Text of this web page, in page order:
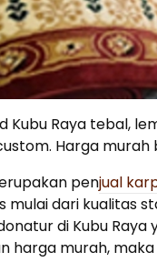
Kubu Raya tebal,
Harga
penjual
mulai dari kualitas
di Kubu
harga murah, maka